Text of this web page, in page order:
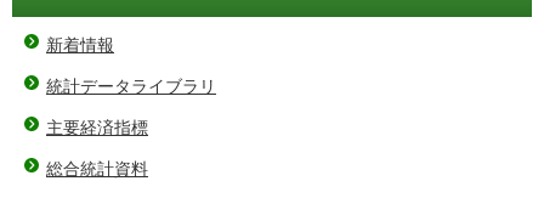
新着情報
統計データライブラリ
主要経済指標
総合統計資料